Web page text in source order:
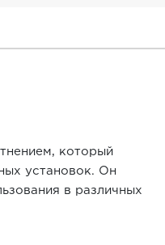
который
установок. Он
в различных